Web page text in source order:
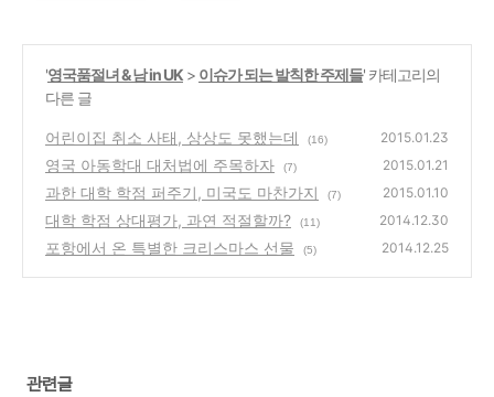
'영국품절녀 & 남 in UK > 이슈가 되는 발칙한 주제들' 카테고리의
다른 글
어린이집 취소 사태, 상상도 못했는데 (16) 2015.01.23
영국 아동학대 대처법에 주목하자 (7) 2015.01.21
과한 대학 학점 퍼주기, 미국도 마찬가지 (7) 2015.01.10
대학 학점 상대평가, 과연 적절할까? (11) 2014.12.30
포항에서 온 특별한 크리스마스 선물 (5) 2014.12.25
관련글